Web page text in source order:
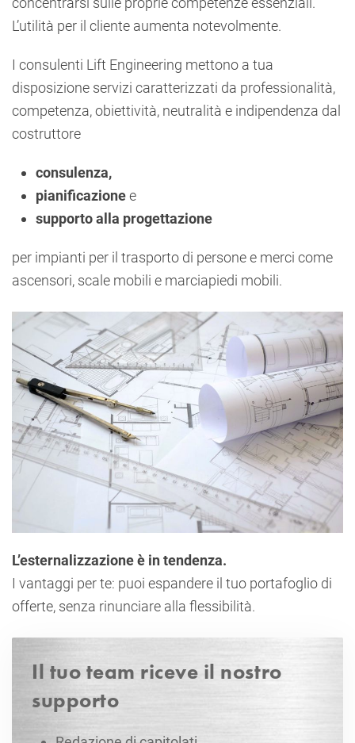
L’utilità per il cliente aumenta notevolmente.
I consulenti Lift Engineering mettono a tua
disposizione servizi caratterizzati da professionalità,
competenza, obiettività, neutralità e indipendenza dal
costruttore
consulenza,
pianificazionee
supporto alla progettazione
per impianti per il trasporto di persone e merci come
ascensori, scale mobili e marciapiedi mobili.
L’esternalizzazione è in tendenza.
I vantaggi per te: puoi espandere il tuo portafoglio di
offerte, senza rinunciare alla flessibilità.
Il tuo team riceve il nostro
supporto